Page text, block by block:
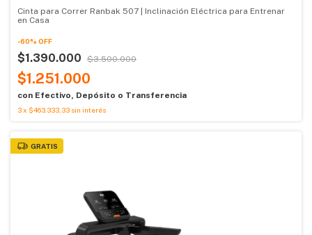
Cinta para Correr Ranbak 507 | Inclinación Eléctrica para Entrenar
en Casa
-60% OFF
$1.390.000 $3.500.000
$1.251.000
con Efectivo, Depósito o Transferencia
3x $463.333,33 sin interés
GRATIS